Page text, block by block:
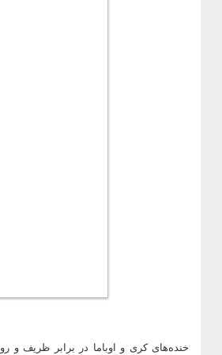
خنده‌های کری و اوباما در برابر ظریف و